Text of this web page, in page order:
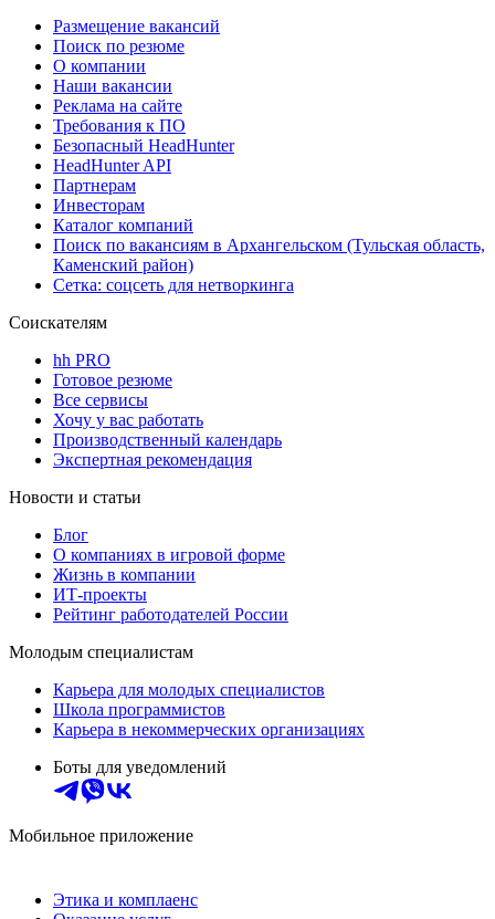
Размещение вакансий
Поиск по резюме
О компании
Наши вакансии
Реклама на сайте
Требования к ПО
Безопасный HeadHunter
HeadHunter API
Партнерам
Инвесторам
Каталог компаний
Поиск по вакансиям в Архангельском (Тульская область,
Каменский район)
Сетка: соцсеть для нетворкинга
Соискателям
hh PRO
Готовое резюме
Все сервисы
Хочу у вас работать
Производственный календарь
Экспертная рекомендация
Новости и статьи
Блог
О компаниях в игровой форме
Жизнь в компании
ИТ-проекты
Рейтинг работодателей России
Молодым специалистам
Карьера для молодых специалистов
Школа программистов
Карьера в некоммерческих организациях
Боты для уведомлений
Мобильное приложение
Этика и комплаенс